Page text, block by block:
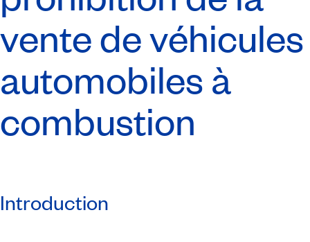
vente de véhicules
automobiles à
combustion
Introduction